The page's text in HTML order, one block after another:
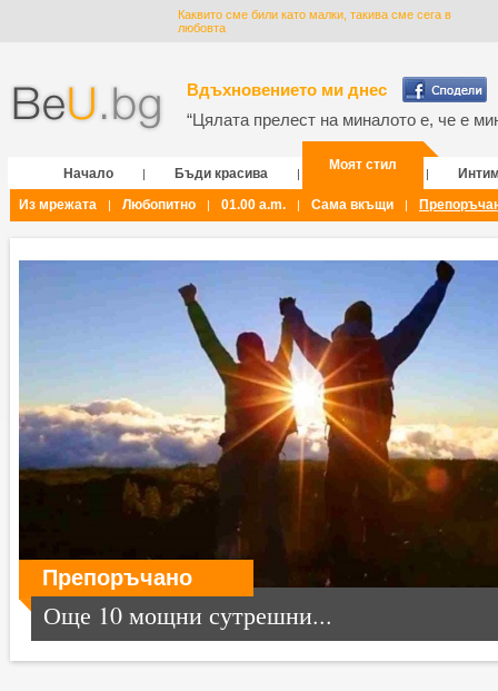
Каквито сме били като малки, такива сме сега в
любовта
Вдъхновението ми днес
“Цялата прелест на миналото е, че е
Начало | Бъди красива |
Моят стил
|
Из мрежата
| Любопитно | 01.00 a.m. | Сама вкъщи |
Препоръчано
Още 10 мощни сутрешни...